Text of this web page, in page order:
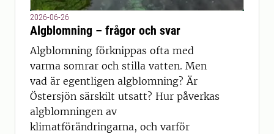
2026-06-26
Algblomning – frågor och svar
Algblomning förknippas ofta med
varma somrar och stilla vatten. Men
vad är egentligen algblomning? Är
Östersjön särskilt utsatt? Hur påverkas
algblomningen av
klimatförändringarna, och varför